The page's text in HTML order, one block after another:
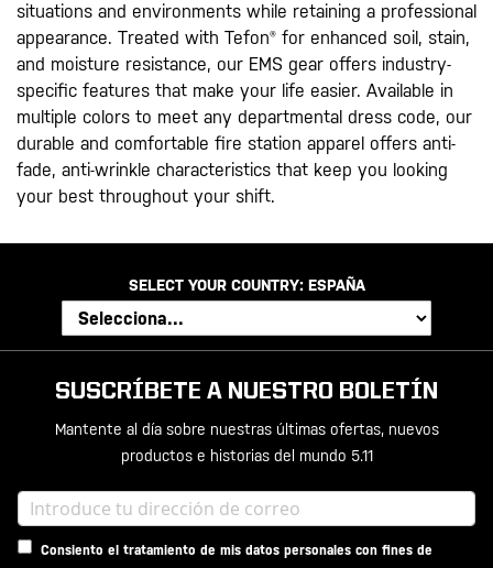
situations and environments while retaining a professional
appearance. Treated with Tefon® for enhanced soil, stain,
and moisture resistance, our EMS gear offers industry-
specific features that make your life easier. Available in
multiple colors to meet any departmental dress code, our
durable and comfortable fire station apparel offers anti-
fade, anti-wrinkle characteristics that keep you looking
your best throughout your shift.
SELECT YOUR COUNTRY: ESPAÑA
SUSCRÍBETE A NUESTRO BOLETÍN
Mantente al día sobre nuestras últimas ofertas, nuevos
productos e historias del mundo 5.11
Consiento el tratamiento de mis datos personales con fines de